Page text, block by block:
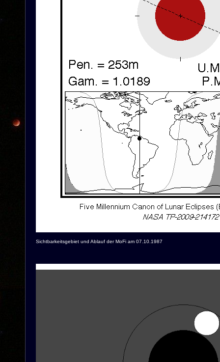
Sichtbarkeitsgebiet und Ablauf der MoFi am 07.10.1987